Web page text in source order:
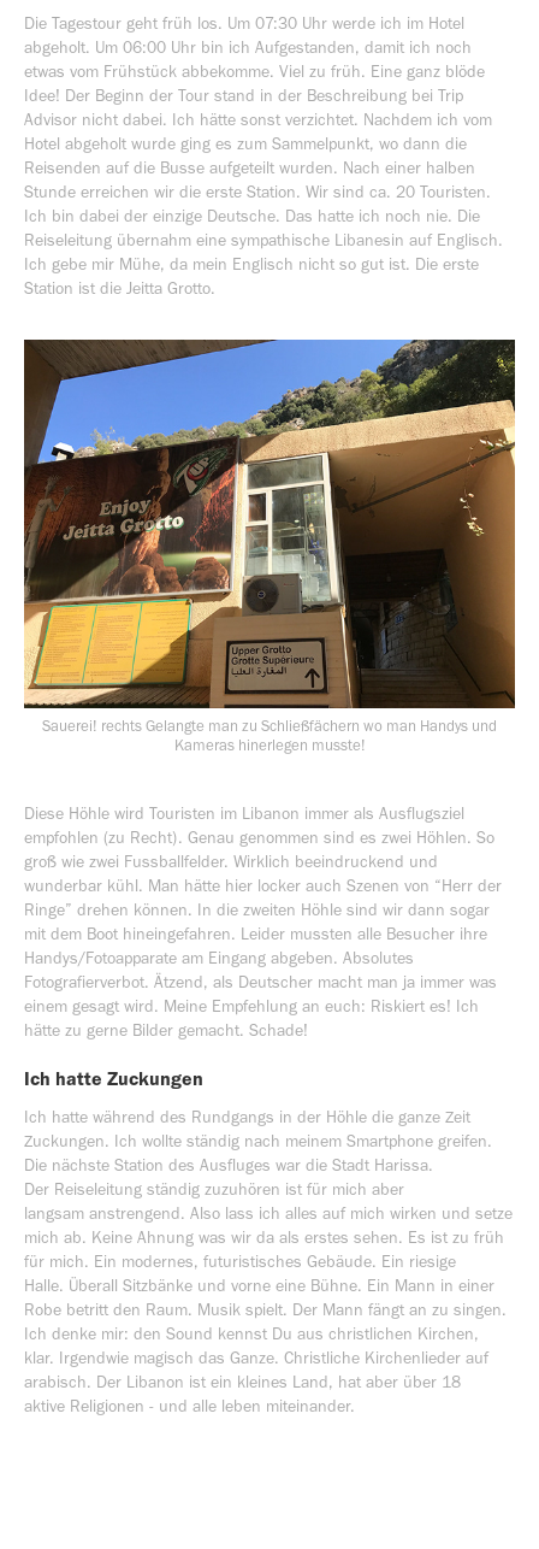
Die Tagestour geht früh los. Um 07:30 Uhr werde ich im Hotel
abgeholt. Um 06:00 Uhr bin ich Aufgestanden, damit ich noch
etwas vom Frühstück abbekomme. Viel zu früh. Eine ganz blöde
Idee! Der Beginn der Tour stand in der Beschreibung bei Trip
Advisor nicht dabei. Ich hätte sonst verzichtet. Nachdem ich vom
Hotel abgeholt wurde ging es zum Sammelpunkt, wo dann die
Reisenden auf die Busse aufgeteilt wurden. Nach einer halben
Stunde erreichen wir die erste Station. Wir sind ca. 20 Touristen.
Ich bin dabei der einzige Deutsche. Das hatte ich noch nie. Die
Reiseleitung übernahm eine sympathische Libanesin auf Englisch.
Ich gebe mir Mühe, da mein Englisch nicht so gut ist. Die erste
Station ist die Jeitta Grotto.
Sauerei! rechts Gelangte man zu Schließfächern wo man Handys und
Kameras hinerlegen musste!
Diese Höhle wird Touristen im Libanon immer als Ausflugsziel
empfohlen (zu Recht). Genau genommen sind es zwei Höhlen. So
groß wie zwei Fussballfelder. Wirklich beeindruckend und
wunderbar kühl. Man hätte hier locker auch Szenen von “Herr der
Ringe” drehen können. In die zweiten Höhle sind wir dann sogar
mit dem Boot hineingefahren. Leider mussten alle Besucher ihre
Handys/Fotoapparate am Eingang abgeben. Absolutes
Fotografierverbot. Ätzend, als Deutscher macht man ja immer was
einem gesagt wird. Meine Empfehlung an euch: Riskiert es! Ich
hätte zu gerne Bilder gemacht. Schade!
Ich hatte Zuckungen
Ich hatte während des Rundgangs in der Höhle die ganze Zeit
Zuckungen. Ich wollte ständig nach meinem Smartphone greifen.
Die nächste Station des Ausfluges war die Stadt Harissa.
Der Reiseleitung ständig zuzuhören ist für mich aber
langsam anstrengend. Also lass ich alles auf mich wirken und setze
mich ab. Keine Ahnung was wir da als erstes sehen. Es ist zu früh
für mich. Ein modernes, futuristisches Gebäude. Ein riesige
Halle. Überall Sitzbänke und vorne eine Bühne. Ein Mann in einer
Robe betritt den Raum. Musik spielt. Der Mann fängt an zu singen.
Ich denke mir: den Sound kennst Du aus christlichen Kirchen,
klar. Irgendwie magisch das Ganze. Christliche Kirchenlieder auf
arabisch. Der Libanon ist ein kleines Land, hat aber über 18
aktive Religionen - und alle leben miteinander.